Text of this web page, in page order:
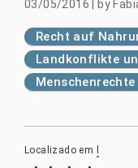
03/05/2016 by
Recht auf
Landkonflikte
Localizado em